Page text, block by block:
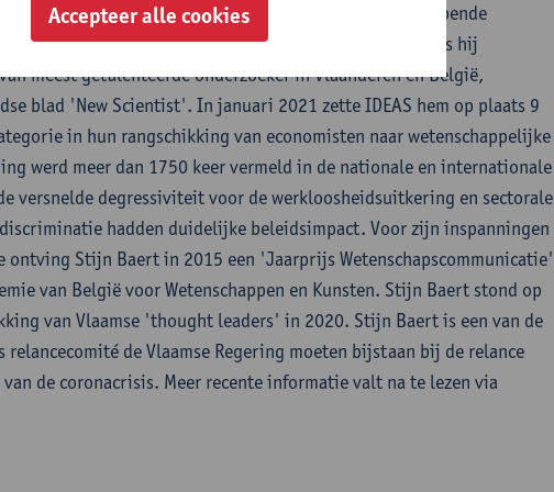
en 2016 was Stijn Baert opgenomen in de gezaghebbende
van IDEAS (in 2016 op plaats 17). In 2017 was hij
meest getalenteerde onderzoeker in Vlaanderen en België,
blad 'New Scientist'. In januari 2021 zette IDEAS hem op plaats 9
in hun rangschikking van economisten naar wetenschappelijke
werd meer dan 1750 keer vermeld in de nationale en internationale
versnelde degressiviteit voor de werkloosheidsuitkering en sectorale
hadden duidelijke beleidsimpact. Voor zijn inspanningen
ontving Stijn Baert in 2015 een 'Jaarprijs Wetenschapscommunicatie'
van België voor Wetenschappen en Kunsten. Stijn Baert stond op
van Vlaamse 'thought leaders' in 2020. Stijn Baert is een van de
de Vlaamse Regering moeten bijstaan bij de relance
de coronacrisis. Meer recente informatie valt na te lezen via
Accepteer alle cookies